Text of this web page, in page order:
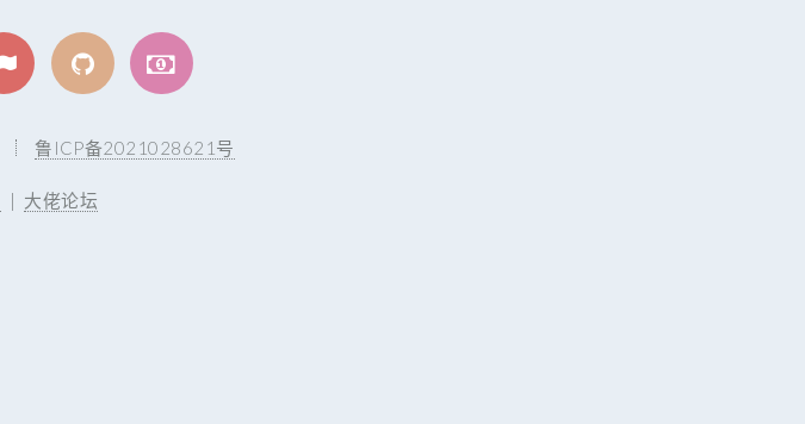
鲁ICP备2021028621号
| 大佬论坛